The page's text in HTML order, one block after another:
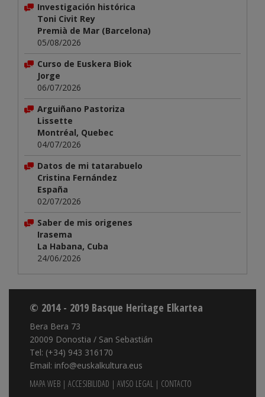
Investigación histórica
Toni Civit Rey
Premià de Mar (Barcelona)
05/08/2026
Curso de Euskera Biok
Jorge
06/07/2026
Arguiñano Pastoriza
Lissette
Montréal, Quebec
04/07/2026
Datos de mi tatarabuelo
Cristina Fernández
España
02/07/2026
Saber de mis origenes
Irasema
La Habana, Cuba
24/06/2026
© 2014 - 2019 Basque Heritage Elkartea
Bera Bera 73
20009 Donostia / San Sebastián
Tel: (+34) 943 316170
Email: info@euskalkultura.eus
MAPA WEB | ACCESIBILIDAD | AVISO LEGAL | CONTACTO